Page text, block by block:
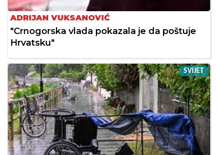
ADRIJAN VUKSANOVIĆ
"Crnogorska vlada pokazala je da poštuje
Hrvatsku"
SVIJET